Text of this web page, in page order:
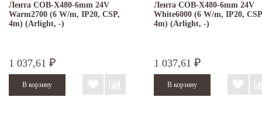
Лента COB-X480-6mm 24V
Warm2700 (6 W/m, IP20, CSP,
4m) (Arlight, -)
1 037,61 ₽
Лента COB-X480-6mm 24V
White6000 (6 W/m, IP20,
4m) (Arlight, -)
1 037,61 ₽